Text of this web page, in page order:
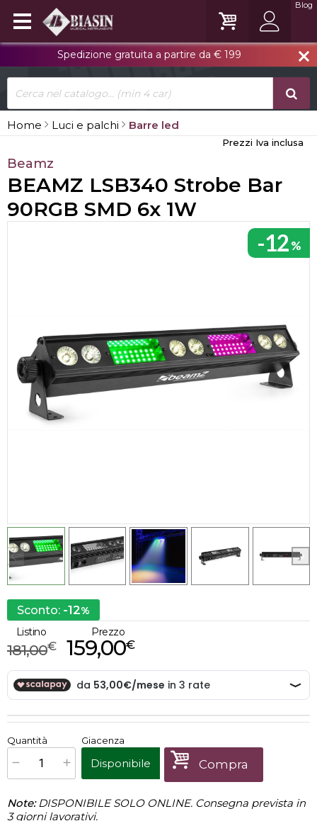
close
Spedizione gratuita a partire da € 199
Blog
Home Luci e palchi Barre led
Prezzi Iva inclusa
Beamz
BEAMZ LSB340 Strobe Bar
90RGB SMD 6x 1W
-12%
Sconto: -12%
Listino
€
181,00
Prezzo
€
159,00
x1 Prezzo finale:€159,00
Quantità Giacenza
Disponibile Compra
Note:DISPONIBILE SOLO ONLINE. Consegna prevista in
3 giorni lavorativi.